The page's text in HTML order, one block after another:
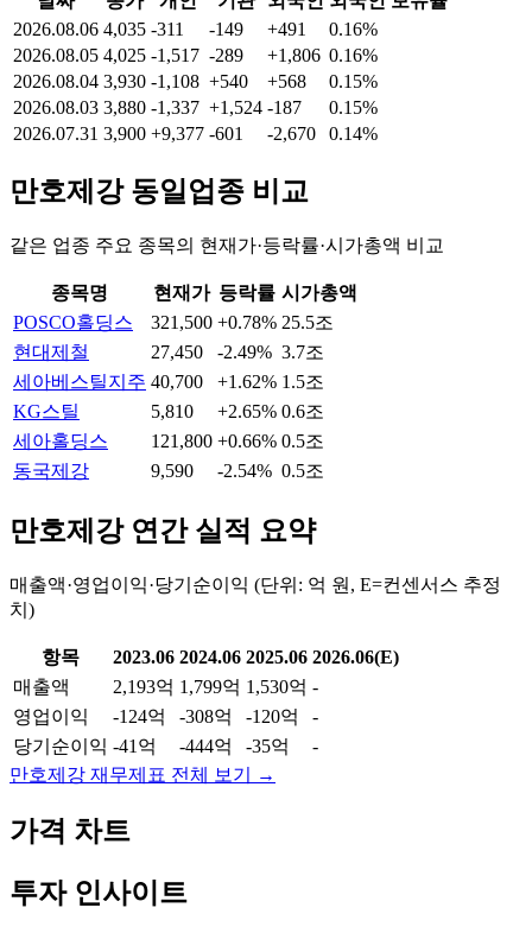
2026.08.06 4,035 -311 -149 +491
0.16%
2026.08.05 4,025 -1,517 -289 +1,806 0.16%
2026.08.04 3,930 -1,108 +540 +568
0.15%
2026.08.03 3,880 -1,337 +1,524 -187
0.15%
2026.07.31 3,900 +9,377 -601 -2,670 0.14%
만호제강동일업종 비교
같은 업종 주요 종목의 현재가·등락률·시가총액 비교
종목명 현재가 등락률 시가총액
POSCO홀딩스
321,500 +0.78% 25.5조
현대제철
27,450 -2.49% 3.7조
세아베스틸지주 40,700 +1.62% 1.5조
KG스틸
5,810 +2.65% 0.6조
세아홀딩스
121,800 +0.66% 0.5조
동국제강
9,590 -2.54% 0.5조
만호제강연간 실적 요약
매출액·영업이익·당기순이익 (단위: 억 원, E=컨센서스 추정
치)
항목 2023.06 2024.06 2025.06 2026.06(E)
매출액
2,193억 1,799억 1,530억 -
영업이익
-124억 -308억 -120억
-
당기순이익 -41억 -444억 -35억
-
만호제강 재무제표 전체 보기 →
가격 차트
투자 인사이트